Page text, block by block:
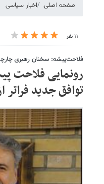
صفحه اصلی اخبار سیاسی
۱۱ نفر
فلاحت‌پیشه: سخنان رهبری
رونمایی فلاحت
توافق جدید